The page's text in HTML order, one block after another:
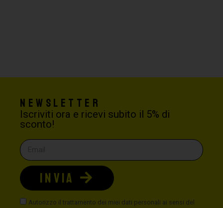
Newsletter
Iscriviti ora e ricevi subito il 5% di
sconto!
Autorizzo il trattamento dei miei dati personali ai sensi del
INVIA